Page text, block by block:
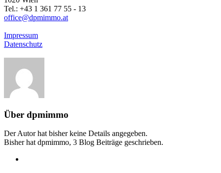
Tel.: +43 1 361 77 55 - 13
office@dpmimmo.at
Impressum
Datenschutz
Über dpmimmo
Der Autor hat bisher keine Details angegeben.
Bisher hat dpmimmo, 3 Blog Beiträge geschrieben.